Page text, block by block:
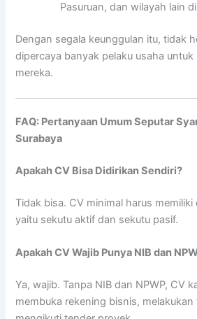
Pasuruan, dan wilayah lain
Dengan segala keunggulan itu, tidak
dipercaya banyak pelaku usaha untuk
mereka.
FAQ: Pertanyaan Umum Seputar
Surabaya
Apakah CV Bisa Didirikan Sendiri?
Tidak bisa. CV minimal harus
yaitu sekutu aktif dan sekutu pasif.
Apakah CV Wajib Punya NIB dan
Ya, wajib. Tanpa NIB dan NPWP, CV
membuka rekening bisnis,